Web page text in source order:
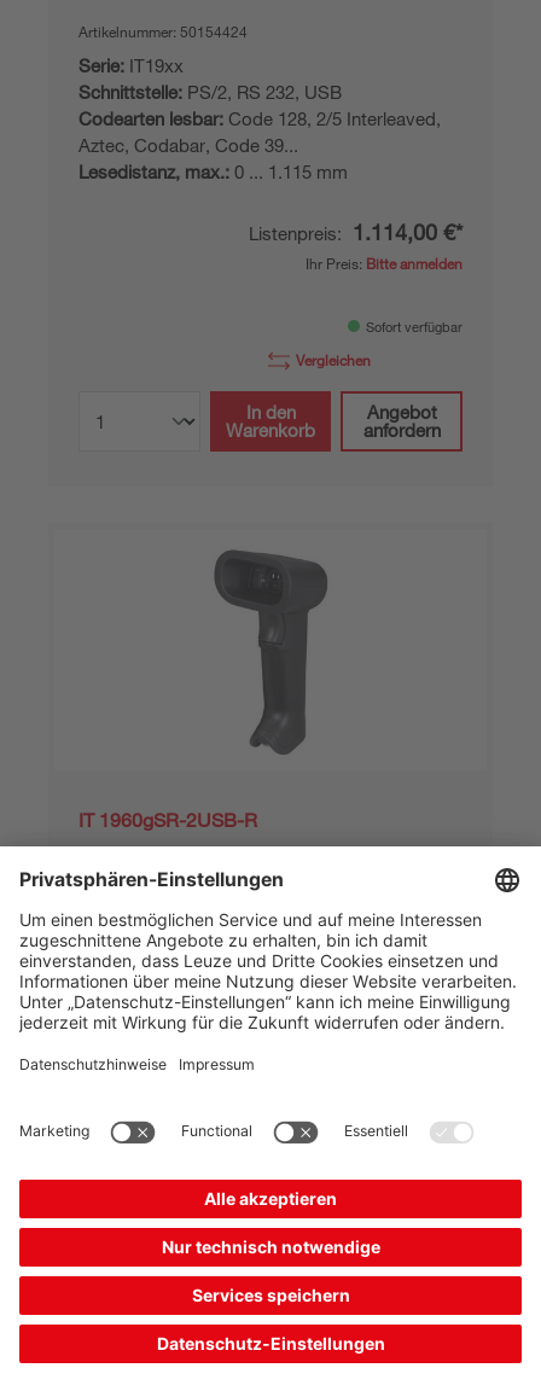
Artikelnummer: 50154424
Serie: IT19xx
Schnittstelle: PS/2, RS 232, USB
Codearten lesbar: Code 128, 2/5 Interleaved,
Aztec, Codabar, Code 39...
Lesedistanz, max.: 0 ... 1.115 mm
Listenpreis: 1.114,00 €*
Ihr Preis: Bitte anmelden
Sofort verfügbar
Vergleichen
In den
Warenkorb
Angebot
anfordern
IT 1960gSR-2USB-R
Mobiler 2D-Codeleser
Artikelnummer: 50154422
Serie:IT19xx
Schnittstelle: PS/2, RS 232, USB
Codearten lesbar:GS1 Databar Stacked, 2/5
Interleaved, Aztec, Codab...
Ihr Preis:Bitte anmelden
Vergleichen
In den
Warenkorb